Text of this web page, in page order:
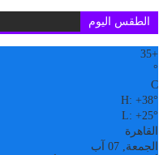
الطقس اليوم
+
35
°
C
H: +38°
L: +25°
القاهرة
الجمعة, 07 آب